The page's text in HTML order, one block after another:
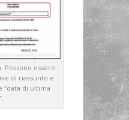
Possono essere
di riassunto e
“data di ultima